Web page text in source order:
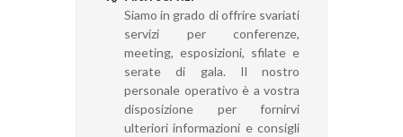
Siamo in grado di offrire svariati
servizi per conferenze,
meeting, esposizioni, sfilate e
serate di gala. Il nostro
personale operativo è a vostra
disposizione per fornirvi
ulteriori informazioni e consigli